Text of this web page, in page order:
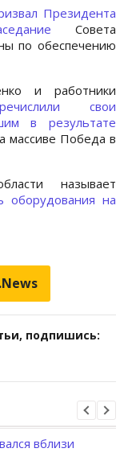
Президента
Совета
по обеспечению
и работники
свои
в результате
массиве Победа в
называет
оборудования на
подпишись: